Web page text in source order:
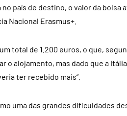
país de destino, o valor da bolsa
Nacional Erasmus+.
total de 1.200 euros, o que,
o alojamento, mas dado que a
ter recebido mais”.
uma das grandes dificuldades